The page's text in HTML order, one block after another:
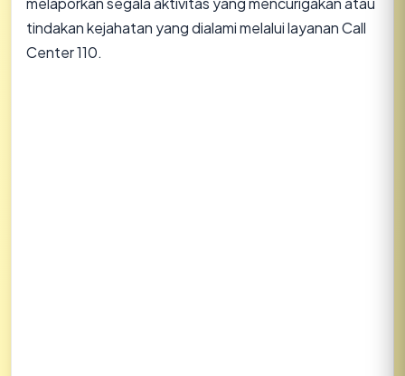
tindakan kejahatan yang dialami melalui layanan Call
Center 110.